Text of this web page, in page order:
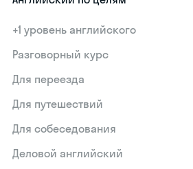
+1 уровень английского
Разговорный курс
Для переезда
Для путешествий
Для собеседования
Деловой английский